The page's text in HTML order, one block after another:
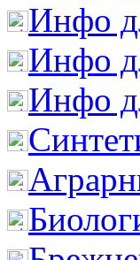
Инфо
Инфо
Инфо